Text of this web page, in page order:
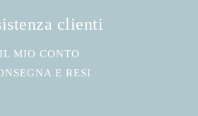
clienti
IL MIO CONTO
E RESI